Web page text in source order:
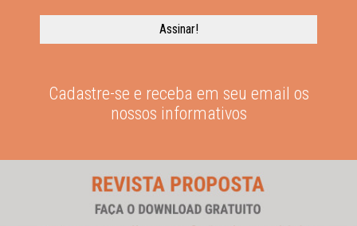
Cadastre-se e receba em seu email os
nossos informativos